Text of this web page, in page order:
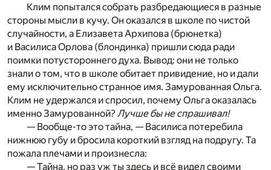
Клим попытался собрать разбредающиеся в разные
стороны мысли в кучу. Он оказался в школе по чистой
случайности, а Елизавета Архипова (брюнетка)
и Василиса Орлова (блондинка) пришли сюда ради
поимки потустороннего духа. Вывод: они не только
знали о том, что в школе обитает привидение, но и дали
ему исключительно странное имя. Замурованная Ольга.
Клим не удержался и спросил, почему Ольга оказалась
именно Замурованной? Лучше бы не спрашивал!
— Вообще-то это тайна, — Василиса потеребила
нижнюю губу и бросила короткий взгляд на подругу. Та
пожала плечами и произнесла:
— Тайна, но раз уж ты здесь и всё видел своими